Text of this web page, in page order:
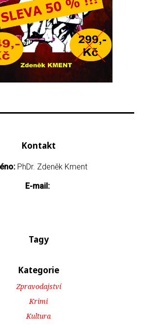
Kontakt
PhDr. Zdeněk Kment
E-mail:
Tagy
Kategorie
Zpravodajství
Krimi
Kultura